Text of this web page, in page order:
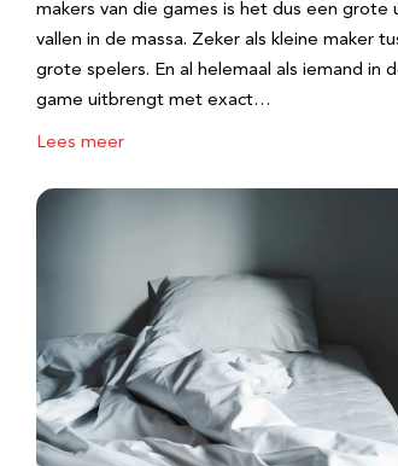
makers van die games is het dus een grote
vallen in de massa. Zeker als kleine maker
grote spelers. En al helemaal als iemand in
game uitbrengt met exact…
Lees meer